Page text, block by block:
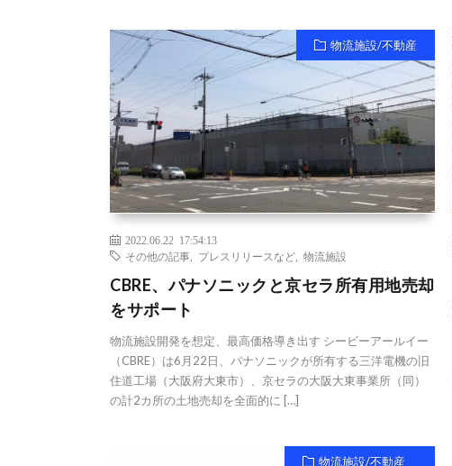
物流施設/不動産
2022.06.22 17:54:13
その他の記事
プレスリリースなど 物流施設
CBRE、パナソニックと京セラ所有用地売却
をサポート
物流施設開発を想定、最高価格導き出す シービーアールイー
（CBRE）は6月22日、パナソニックが所有する三洋電機の旧
住道工場（大阪府大東市）、京セラの大阪大東事業所（同）
の計2カ所の土地売却を全面的に […]
物流施設/不動産